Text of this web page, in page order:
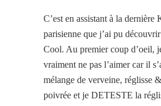
C’est en assistant à la dernière
parisienne que j’ai pu
Cool. Au premier coup d’oeil,
vraiment ne pas l’aimer car il
mélange de verveine, réglisse
poivrée et je DETESTE la